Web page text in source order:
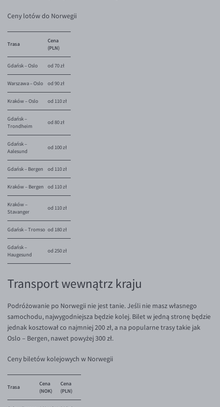
Ceny lotów do Norwegii
Trasa
Cena
(PLN)
Gdańsk – Oslo od 70 zł
Warszawa – Oslo od 90 zł
Kraków – Oslo od 110 zł
Gdańsk –
Trondheim
od 80 zł
Gdańsk –
Aalesund
od 100 zł
Gdańsk – Bergen od 110 zł
Kraków – Bergen od 110 zł
Kraków –
Stavanger
od 110 zł
Gdańsk – Tromso od 180 zł
Gdańsk –
Haugesund
od 250 zł
Transport wewnątrz kraju
Podróżowanie po Norwegii nie jest tanie. Jeśli nie masz własnego
samochodu, najwygodniejsza będzie kolej. Bilet w jedną stronę będzie
jednak kosztował co najmniej 200 zł, a na popularne trasy takie jak
Oslo – Bergen, nawet powyżej 300 zł.
Ceny biletów kolejowych w Norwegii
Trasa
Cena
(NOK)
Cena
(PLN)